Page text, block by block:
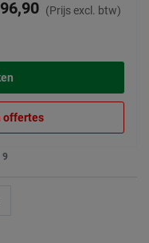
(Prijs excl. btw)
offertes
9